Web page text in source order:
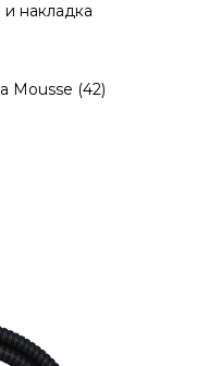
накладка
Mousse (42)